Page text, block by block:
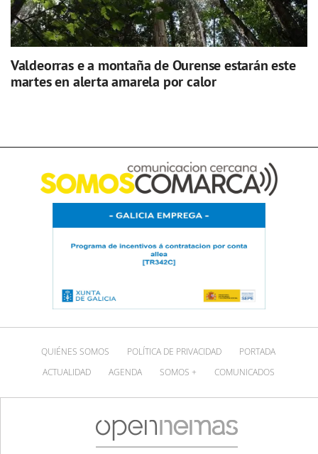
Valdeorras e a montaña de Ourense estarán este
martes en alerta amarela por calor
QUIÉNES SOMOS POLÍTICA DE PRIVACIDAD
PORTADA
ACTUALIDAD
AGENDA SOMOS + COMUNICADOS